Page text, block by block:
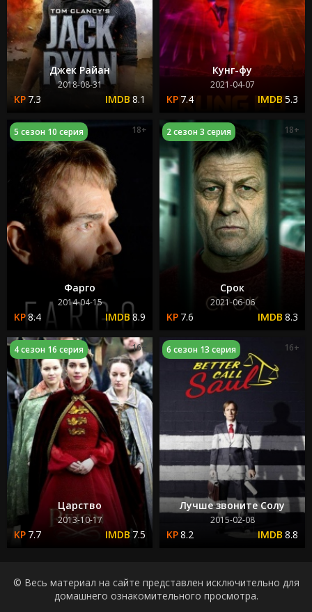
Джек Райан
2018-08-31
7.3 8.1
Кунг-фу
2021-04-07
7.4 5.3
Фарго
2014-04-15
8.4 8.9
5 сезон 10 серия 18+
Срок
2021-06-06
7.6 8.3
2 сезон 3 серия 18+
Царство
2013-10-17
7.7 7.5
4 сезон 16 серия 16+
Лучше звоните Солу
2015-02-08
8.2 8.8
6 сезон 13 серия 16+
© Весь материал на сайте представлен исключительно для
домашнего ознакомительного просмотра.